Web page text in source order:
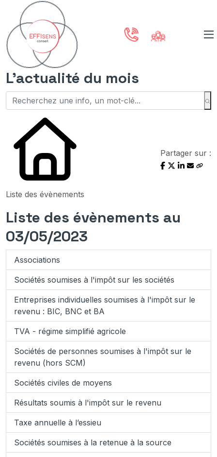
L'actualité du mois
Liste des évènements
Partager sur :
Liste des évènements au
03/05/2023
Associations
Sociétés soumises à l'impôt sur les sociétés
Entreprises individuelles soumises à l'impôt sur le
revenu : BIC, BNC et BA
TVA - régime simplifié agricole
Sociétés de personnes soumises à l'impôt sur le
revenu (hors SCM)
Sociétés civiles de moyens
Résultats soumis à l'impôt sur le revenu
Taxe annuelle à l’essieu
Sociétés soumises à la retenue à la source